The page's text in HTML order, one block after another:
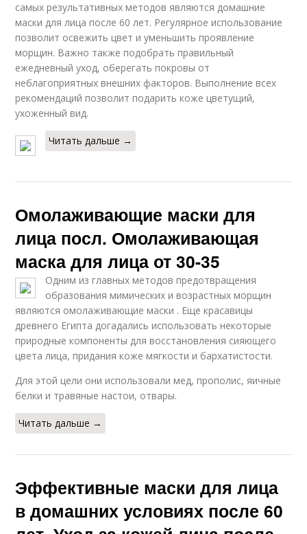
самых результативных методов являются домашние
маски для лица после 60 лет. Регулярное использование
позволит освежить цвет и уменьшить проявление
морщин. Важно также подобрать правильный
ежедневный уход, оберегать покровы от
неблагоприятных внешних факторов. Выполнение всех
рекомендаций позволит подарить коже цветущий,
ухоженный вид.
Читать дальше →
Омолаживающие маски для
лица посл. Омолаживающая
маска для лица от 30-35
Одним из главных методов предотвращения
образования мимических и возрастных морщин
являются омолаживающие маски . Еще красавицы
древнего Египта догадались использовать некоторые
природные компоненты для восстановления сияющего
цвета лица, придания коже мягкости и бархатистости.
Для этой цели они использовали мед, прополис, яичные
белки и травяные настои, отвары.
Читать дальше →
Эффективные маски для лица
в домашних условиях после 60